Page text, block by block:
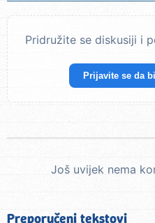
Pridružite se diskusiji i
Prijavite se da
Još uvijek nema
Preporučeni tekstovi